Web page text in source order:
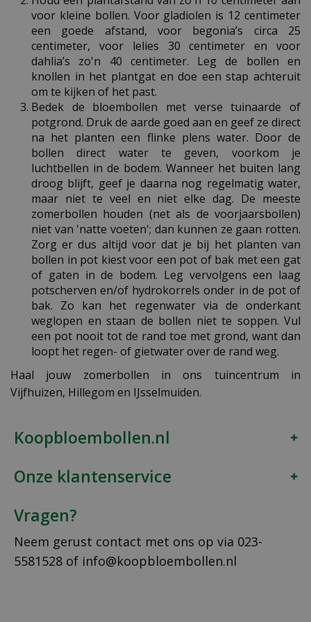
voor kleine bollen. Voor gladiolen is 12 centimeter
een goede afstand, voor begonia’s circa 25
centimeter, voor lelies 30 centimeter en voor
dahlia’s zo'n 40 centimeter. Leg de bollen en
knollen in het plantgat en doe een stap achteruit
om te kijken of het past.
Bedek de bloembollen met verse tuinaarde of
potgrond. Druk de aarde goed aan en geef ze direct
na het planten een flinke plens water. Door de
bollen direct water te geven, voorkom je
luchtbellen in de bodem. Wanneer het buiten lang
droog blijft, geef je daarna nog regelmatig water,
maar niet te veel en niet elke dag. De meeste
zomerbollen houden (net als de voorjaarsbollen)
niet van 'natte voeten'; dan kunnen ze gaan rotten.
Zorg er dus altijd voor dat je bij het planten van
bollen in pot kiest voor een pot of bak met een gat
of gaten in de bodem. Leg vervolgens een laag
potscherven en/of hydrokorrels onder in de pot of
bak. Zo kan het regenwater via de onderkant
weglopen en staan de bollen niet te soppen. Vul
een pot nooit tot de rand toe met grond, want dan
loopt het regen- of gietwater over de rand weg.
Haal jouw zomerbollen in ons tuincentrum in
Vijfhuizen, Hillegom en IJsselmuiden.
Koopbloembollen.nl
Onze klantenservice
Vragen?
Neem gerust contact met ons op via 023-
5581528 of info@koopbloembollen.nl